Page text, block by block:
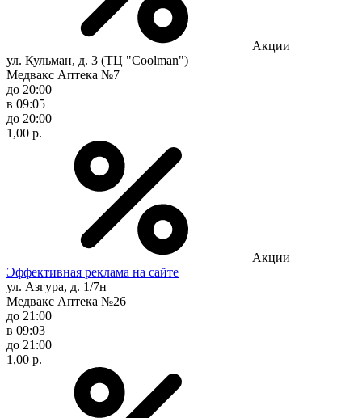
Акции
ул. Кульман, д. 3 (ТЦ "Coolman")
Медвакс Аптека №7
до 20:00
в 09:05
до 20:00
1,00 р.
Акции
Эффективная реклама на сайте
ул. Азгура, д. 1/7н
Медвакс Аптека №26
до 21:00
в 09:03
до 21:00
1,00 р.